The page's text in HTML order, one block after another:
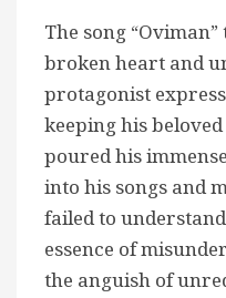
The song
broken heart and
protagonist
keeping his
poured his
into his songs and
failed to
essence of
the anguish of